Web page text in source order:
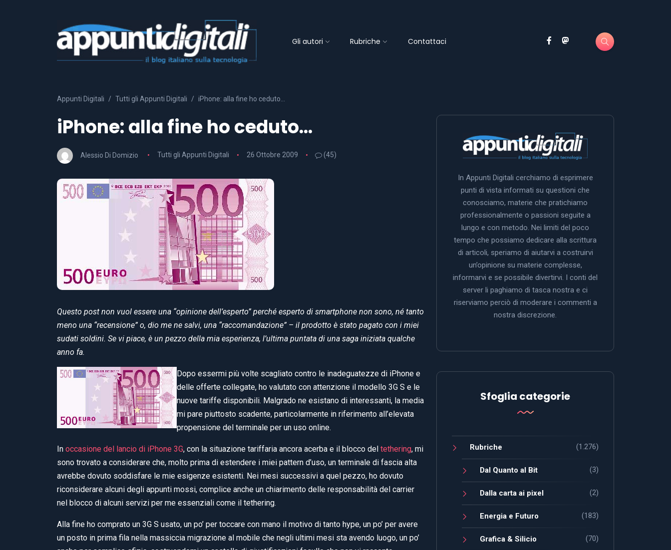
Gli autori Rubriche Contattaci
Appunti Digitali Tutti gli Appunti Digitali iPhone: alla fine ho ceduto…
iPhone: alla fine ho ceduto…
Alessio Di Domizio Tutti gli Appunti Digitali 26 Ottobre 2009 (45)
Questo post non vuol essere una “opinione dell’esperto” perché esperto di smartphone non sono, né tanto
meno una “recensione” o, dio me ne salvi, una “raccomandazione” – il prodotto è stato pagato con i miei
sudati soldini. Se vi piace, è un pezzo della mia esperienza, l’ultima puntata di una saga iniziata qualche
anno fa.
Dopo essermi più volte scagliato contro le inadeguatezze di iPhone e
delle offerte collegate, ho valutato con attenzione il modello 3G S e le
nuove tariffe disponibili. Malgrado ne esistano di interessanti, la media
mi pare piuttosto scadente, particolarmente in riferimento all’elevata
propensione del terminale per un uso online.
In occasione del lancio di iPhone 3G, con la situazione tariffaria ancora acerba e il blocco del tethering, mi
sono trovato a considerare che, molto prima di estendere i miei pattern d’uso, un terminale di fascia alta
avrebbe dovuto soddisfare le mie esigenze esistenti. Nei mesi successivi a quel pezzo, ho dovuto
riconsiderare alcuni degli appunti mossi, complice anche un chiarimento delle responsabilità del carrier
nel blocco di alcuni servizi per me essenziali come il tethering.
Alla fine ho comprato un 3G S usato, un po’ per toccare con mano il motivo di tanto hype, un po’ per avere
un posto in prima fila nella massiccia migrazione al mobile che negli ultimi mesi sta avendo luogo, un po’
In Appunti Digitali cerchiamo di esprimere
punti di vista informati su questioni che
conosciamo, materie che pratichiamo
professionalmente o passioni seguite a
lungo e con metodo. Nei limiti del poco
tempo che possiamo dedicare alla scrittura
di articoli, speriamo di aiutarvi a costruirvi
un’opinione su materie complesse,
informarvi e se possibile divertirvi. I conti del
server li paghiamo di tasca nostra e ci
riserviamo perciò di moderare i commenti a
nostra discrezione.
Sfoglia categorie
Rubriche (1.276)
Dal Quanto al Bit (3)
Dalla carta ai pixel (2)
Energia e Futuro (183)
Grafica & Silicio (70)